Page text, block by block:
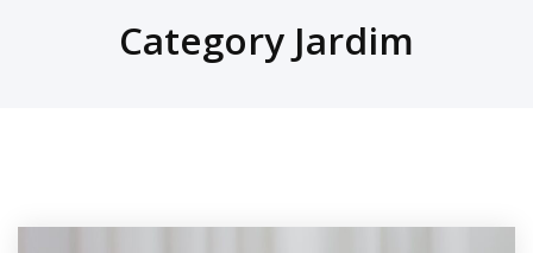
Category Jardim